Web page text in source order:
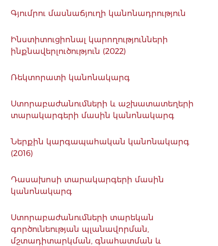
Գյումրու մասնաճյուղի կանոնադրություն
Ինստիտուցիոնալ կարողությունների
ինքնավերլուծություն (2022)
Ռեկտորատի կանոնակարգ
Ստորաբաժանումների և աշխատատեղերի
տարակարգերի մասին կանոնակարգ
Ներքին կարգապահական կանոնակարգ
(2016)
Դասախոսի տարակարգերի մասին
կանոնակարգ
Ստորաբաժանումների տարեկան
գործունեության պլանավորման,
մշտադիտարկման, գնահատման և